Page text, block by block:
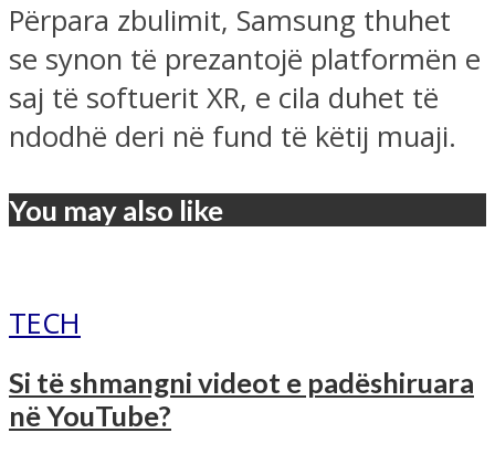
Përpara zbulimit, Samsung thuhet
se synon të prezantojë platformën e
saj të softuerit XR, e cila duhet të
ndodhë deri në fund të këtij muaji.
You may also like
TECH
Si të shmangni videot e padëshiruara
në YouTube?